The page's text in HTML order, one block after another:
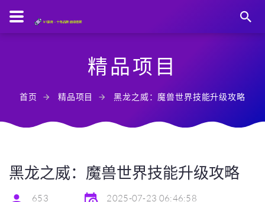
精品项目
首页 精品项目 黑龙之威：魔兽世界技能升级攻略
黑龙之威：魔兽世界技能升级攻略
653 2025-07-23 06:46:58